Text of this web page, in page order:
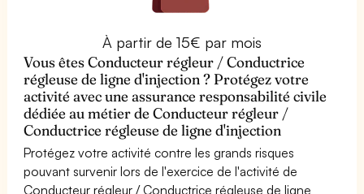
À partir de 15€ par mois
Vous êtes Conducteur régleur / Conductrice
régleuse de ligne d'injection ? Protégez votre
activité avec une assurance responsabilité civile
dédiée au métier de Conducteur régleur /
Conductrice régleuse de ligne d'injection
Protégez votre activité contre les grands risques
pouvant survenir lors de l'exercice de l'activité de
Conducteur régleur / Conductrice régleuse de ligne